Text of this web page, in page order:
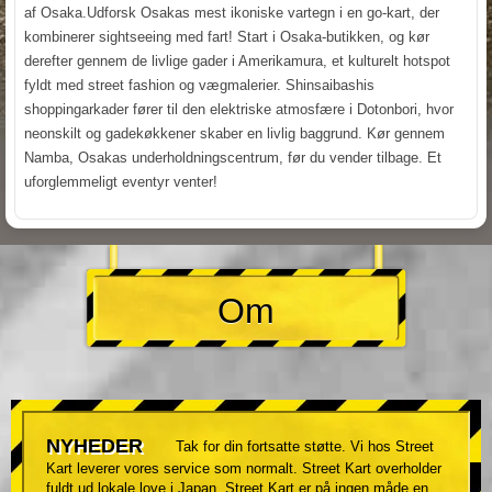
af Osaka.Udforsk Osakas mest ikoniske vartegn i en go-kart, der
kombinerer sightseeing med fart! Start i Osaka-butikken, og kør
derefter gennem de livlige gader i Amerikamura, et kulturelt hotspot
fyldt med street fashion og vægmalerier. Shinsaibashis
shoppingarkader fører til den elektriske atmosfære i Dotonbori, hvor
neonskilt og gadekøkkener skaber en livlig baggrund. Kør gennem
Namba, Osakas underholdningscentrum, før du vender tilbage. Et
uforglemmeligt eventyr venter!
Om
NYHEDER
Tak for din fortsatte støtte. Vi hos Street
Kart leverer vores service som normalt. Street Kart overholder